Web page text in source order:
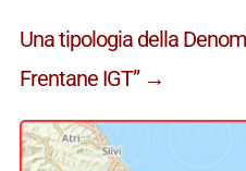
Una tipologia della
Frentane IGT” →